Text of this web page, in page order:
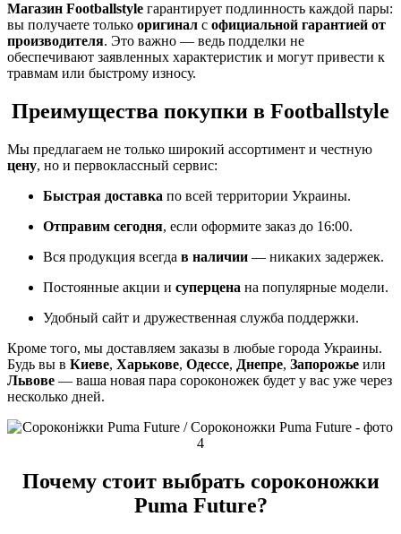
Магазин Footballstyle гарантирует подлинность каждой пары:
вы получаете только оригинал с официальной гарантией от
производителя. Это важно — ведь подделки не
обеспечивают заявленных характеристик и могут привести к
травмам или быстрому износу.
Преимущества покупки в Footballstyle
Мы предлагаем не только широкий ассортимент и честную
цену, но и первоклассный сервис:
Быстрая доставка по всей территории Украины.
Отправим сегодня, если оформите заказ до 16:00.
Вся продукция всегда в наличии — никаких задержек.
Постоянные акции и суперцена на популярные модели.
Удобный сайт и дружественная служба поддержки.
Кроме того, мы доставляем заказы в любые города Украины.
Будь вы в Киеве, Харькове, Одессе, Днепре, Запорожье или
Львове — ваша новая пара сороконожек будет у вас уже через
несколько дней.
Почему стоит выбрать сороконожки
Puma Future?